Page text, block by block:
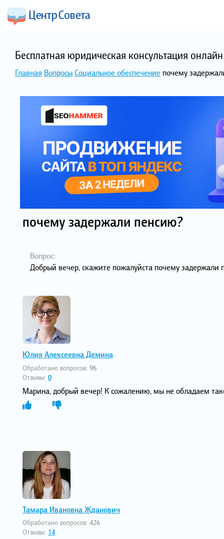
Бесплатная юридическая консультация
Главная ВопросыСоциальное обеспечение почему
почему задержали пенсию?
Вопрос:
Добрый вечер, скажите пожалуйста почему задержали
Юлия Алексеевна Демина
Обработано вопросов: 96
Отзывы: 0
Марина, добрый вечер! К сожалению, мы не обладаем
Тамара Ивановна Жданович
Обработано вопросов: 426
Отзывы: 14